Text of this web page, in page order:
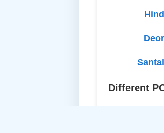
Different